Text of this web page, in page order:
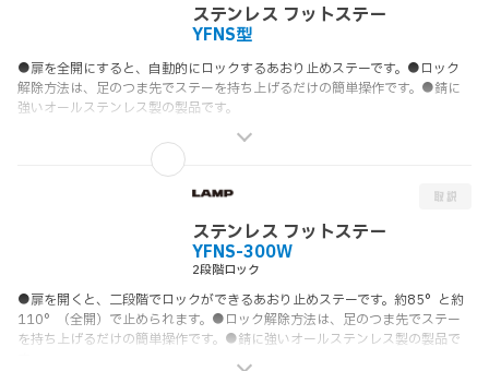
ステンレス フットステー
YFNS型
●扉を全開にすると、自動的にロックするあおり止めステーです。●ロック
解除方法は、足のつま先でステーを持ち上げるだけの簡単操作です。●錆に
強いオールステンレス製の製品です。
ステンレス フットステー
YFNS-300W
2段階ロック
●扉を開くと、二段階でロックができるあおり止めステーです。約85°と約
110°（全開）で止められます。●ロック解除方法は、足のつま先でステー
を持ち上げるだけの簡単操作です。●錆に強いオールステンレス製の製品で